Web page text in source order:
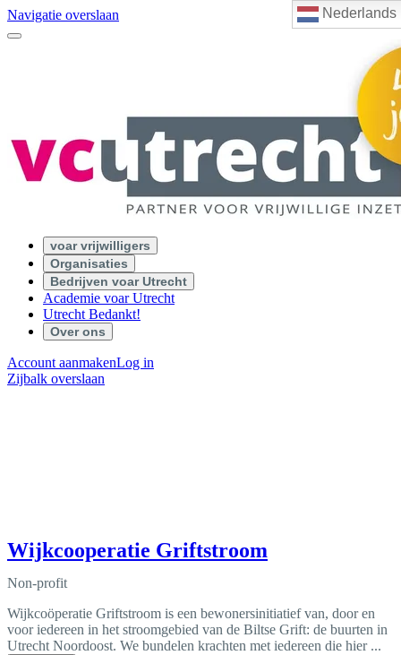
Nederlands
Navigatie overslaan
voar vrijwilligers
Organisaties
Bedrijven voar Utrecht
Academie voar Utrecht
Utrecht Bedankt!
Over ons
Account aanmakenLog in
Zijbalk overslaan
Wijkcooperatie Griftstroom
Non-profit
Wijkcoöperatie Griftstroom is een bewonersinitiatief van, door en
voor iedereen in het stroomgebied van de Biltse Grift: de buurten in
Utrecht Noordoost. We bundelen krachten met iedereen die hier ...